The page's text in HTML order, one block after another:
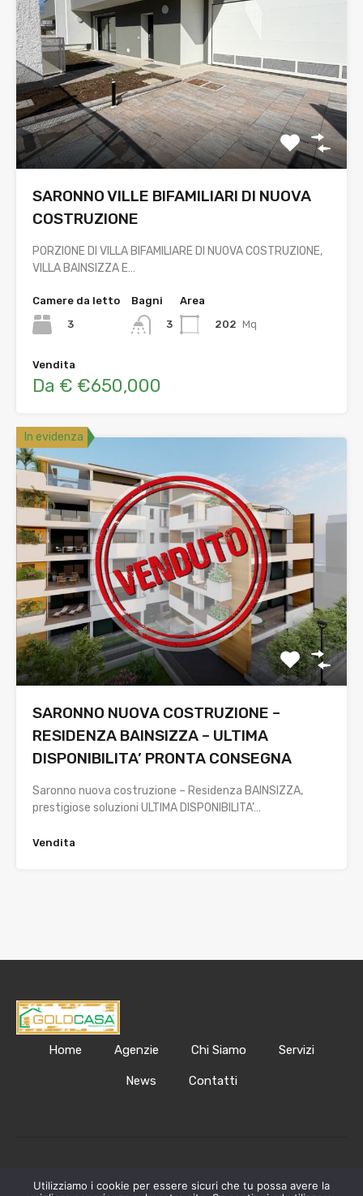
SARONNO VILLE BIFAMILIARI DI NUOVA
COSTRUZIONE
PORZIONE DI VILLA BIFAMILIARE DI NUOVA COSTRUZIONE,
VILLA BAINSIZZA E…
Camere da letto
3
Bagni
3
Area
202 Mq
Vendita
Da € €650,000
In evidenza
SARONNO NUOVA COSTRUZIONE –
RESIDENZA BAINSIZZA – ULTIMA
DISPONIBILITA’ PRONTA CONSEGNA
Saronno nuova costruzione – Residenza BAINSIZZA,
prestigiose soluzioni ULTIMA DISPONIBILITA’…
Vendita
Home Agenzie Chi Siamo Servizi
News Contatti
Golda Casa © 2023. PI123456789 Designed by
Utilizziamo i cookie per essere sicuri che tu possa avere la